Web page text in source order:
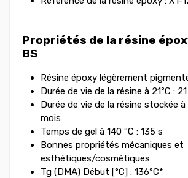
Propriétés de la résine
BS
Résine époxy légèrement
Durée de vie de la résine à 21ºC :
Durée de vie de la résine stockée à
mois
Temps de gel à 140 ºC : 135 s
Bonnes propriétés mécaniques et
esthétiques/cosmétiques
Tg (DMA) Début [°C] : 136ºC*